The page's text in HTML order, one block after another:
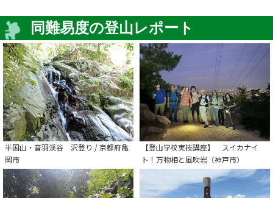
同難易度の登山レポート
半国山・音羽渓谷 沢登り / 京都府亀
岡市
【登山学校実技講座】 スイカナイ
ト！万物相と風吹岩（神戸市）